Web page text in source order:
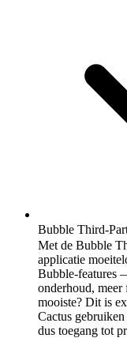
Bubble Third-
Met de Bubble
applicatie
Bubble-features
onderhoud,
mooiste? Dit is
Cactus
dus toegang tot